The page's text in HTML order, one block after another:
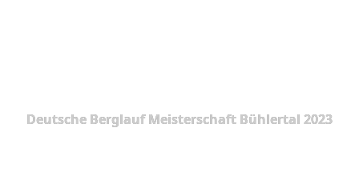
Deutsche Berglauf Meisterschaft Bühlertal 2023